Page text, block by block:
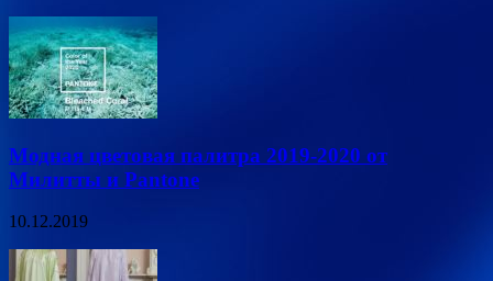
Модная цветовая палитра 2019-2020 от
Милитты и Pantone
10.12.2019